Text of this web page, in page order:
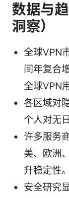
数据与
洞察）
全球VPN
间年复合
全球VPN
各区域对
个人对无
许多服务
美、欧洲
升稳定性。
安全研究